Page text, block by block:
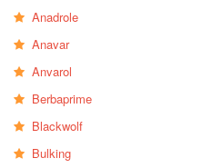
Anadrole
Anavar
Anvarol
Berbaprime
Blackwolf
Bulking